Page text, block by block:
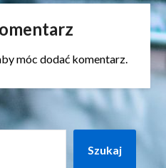
móc dodać komentarz.
Szukaj